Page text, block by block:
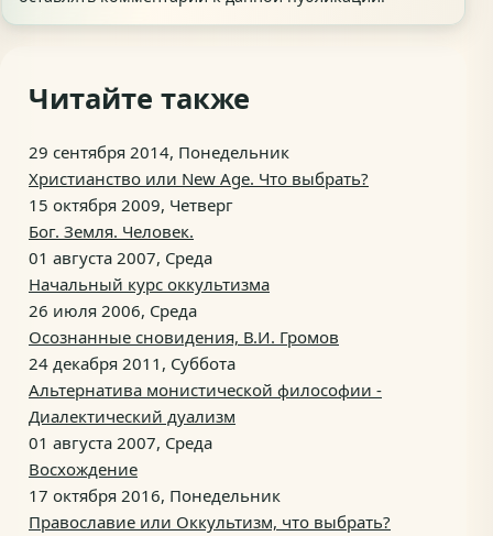
Читайте также
29 сентября 2014, Понедельник
Христианство или New Age. Что выбрать?
15 октября 2009, Четверг
Бог. Земля. Человек.
01 августа 2007, Среда
Начальный курс оккультизма
26 июля 2006, Среда
Осознанные сновидения, В.И. Громов
24 декабря 2011, Суббота
Альтернатива монистической философии -
Диалектический дуализм
01 августа 2007, Среда
Восхождение
17 октября 2016, Понедельник
Православие или Оккультизм, что выбрать?